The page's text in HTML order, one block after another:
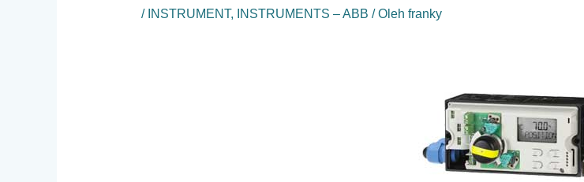
/ INSTRUMENT, INSTRUMENTS – ABB / Oleh franky